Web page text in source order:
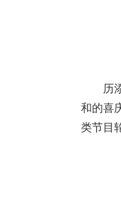
历
和的喜
类节目